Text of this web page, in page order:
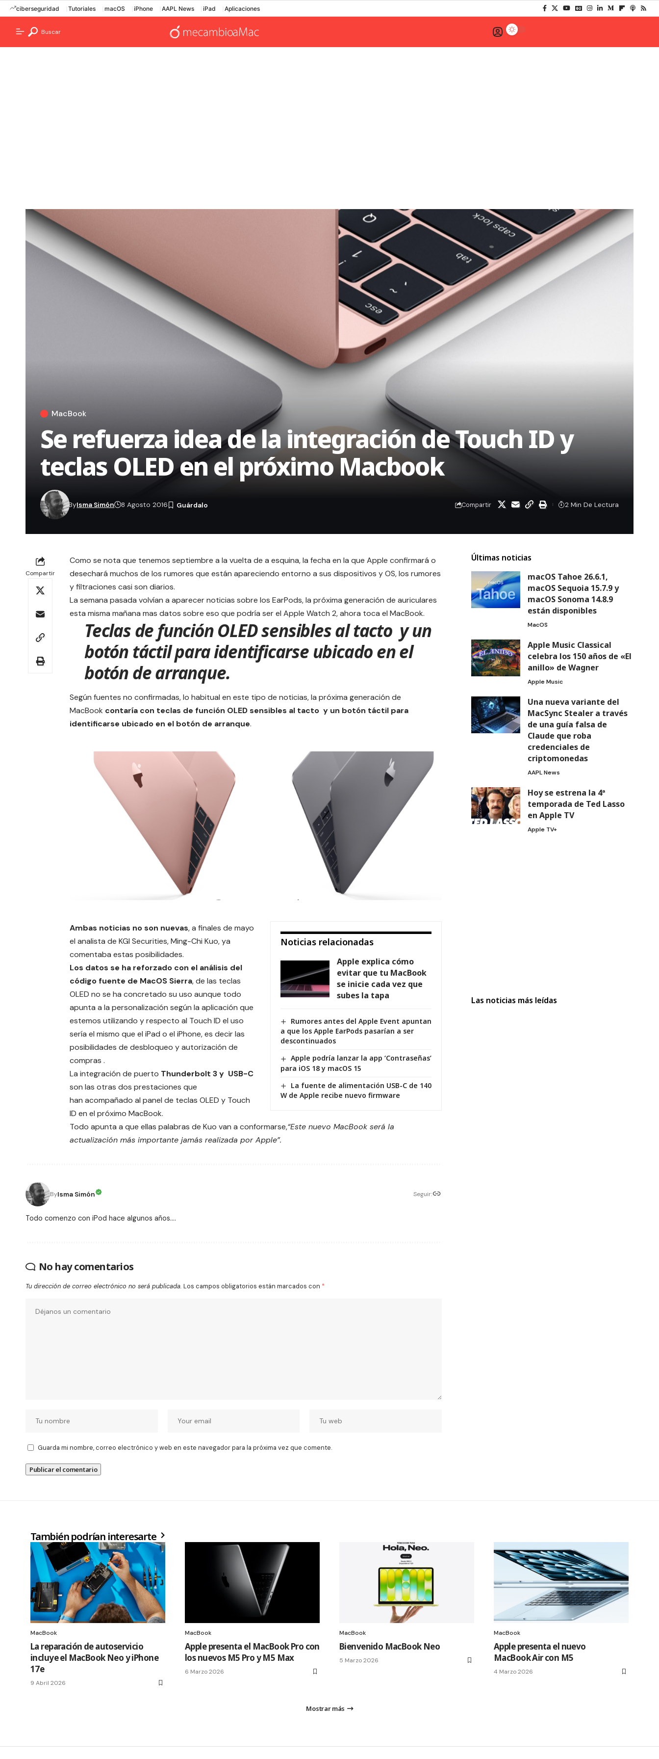
ciberseguridad Tutoriales macOS iPhone AAPL News iPad Aplicaciones
Buscar
MacBook
Se refuerza idea de la integración de Touch ID y
teclas OLED en el próximo Macbook
ByIsma Simón 8 Agosto 2016 Compartir 2 Min De Lectura
Compartir
Como se nota que tenemos septiembre a la vuelta de a esquina, la fecha en la que Apple confirmará o
desechará muchos de los rumores que están apareciendo entorno a sus dispositivos y OS, los rumores
y filtraciones casi son diarios.
La semana pasada volvían a aparecernoticias sobre los EarPods, la próxima generación de auriculares
esta misma mañana mas datos sobre eso que podría ser el Apple Watch 2, ahora toca el MacBook.
Teclas de función OLED sensibles al tacto y un
botón táctil para identificarse ubicado en el
botón de arranque.
Según fuentes no confirmadas, lo habitual en este tipo de noticias, la próxima generación de
MacBook contaría con teclas de función OLED sensibles al tacto y un botón táctil para
identificarse ubicado en el botón de arranque.
Noticias relacionadas
Apple explica cómo
evitar que tu MacBook
se inicie cada vez que
subes la tapa
Rumores antes del Apple Event apuntan
a que los Apple EarPods pasarían a ser
descontinuados
Apple podría lanzar la app ‘Contraseñas’
para iOS 18 y macOS 15
La fuente de alimentación USB-C de 140
W de Apple recibe nuevo firmware
Ambas noticias no son nuevas, a finales de mayo
el analista de KGI Securities, Ming-Chi Kuo,ya
comentaba estas posibilidades.
Los datos se ha reforzado con el análisis del
código fuente de MacOS Sierra, de las teclas
OLED no se ha concretado su uso aunque todo
apunta a la personalización según la aplicación que
estemos utilizando y respecto al Touch ID el uso
sería el mismo que el iPad o el iPhone, es decir las
posibilidades de desbloqueo y autorización de
compras .
La integración de puerto Thunderbolt 3 y USB-C
son las otras dos prestaciones que
han acompañado al panel de teclas OLED y Touch
ID en el próximo MacBook.
Todo apunta a que ellas palabras de Kuo van a conformarse,“Este nuevo MacBook será la
actualización más importante jamás realizada por Apple”.
ByIsma Simón Seguir:
Todo comenzo con iPod hace algunos años....
No hay comentarios
Tu dirección de correo electrónico no será publicada. Los campos obligatorios están marcados con *
Guarda mi nombre, correo electrónico y web en este navegador para la próxima vez que comente.
Últimas noticias
macOS Tahoe 26.6.1,
macOS Sequoia 15.7.9 y
macOS Sonoma 14.8.9
están disponibles
MacOS
Apple Music Classical
celebra los 150 años de «El
anillo» de Wagner
Apple Music
Una nueva variante del
MacSync Stealer a través
de una guía falsa de
Claude que roba
credenciales de
criptomonedas
AAPL News
Hoy se estrena la 4ª
temporada de Ted Lasso
en Apple TV
Apple TV+
Las noticias más leídas
También podrían interesarte
MacBook
La reparación de autoservicio
incluye el MacBook Neo y iPhone
17e
9 Abril 2026
MacBook
Apple presenta el MacBook Pro con
los nuevos M5 Pro y M5 Max
6 Marzo 2026
MacBook
Bienvenido MacBook Neo
5 Marzo 2026
MacBook
Apple presenta el nuevo
MacBook Air con M5
4 Marzo 2026
Mostrar más